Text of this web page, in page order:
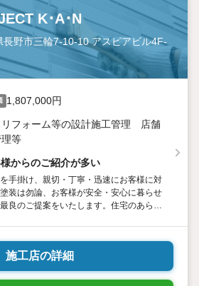
K･A･N
長野市三輪7-10-10 アスピアビル4F-
1,807,000円
リフォーム等の設計施工管理 店舗
等
からのご紹介が多い
手掛け、親切・丁寧・迅速にお客様に対
装は勿論、お客様が安全・安心に暮らせ
良のご提案をいたします。住宅のあらゆ
施工店の詳細